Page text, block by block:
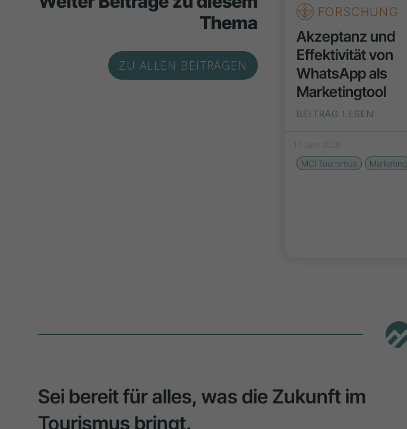
Thema
ZU ALLEN BEITRÄGEN
FORSCHUNG
Akzeptanz und
Effektivität von
WhatsApp als
Marketingtool
BEITRAG LESEN
17. Juni 2026
MCI Tourismus
Marketing
Sei bereit für alles, was die Zukunft im
Tourismus bringt.